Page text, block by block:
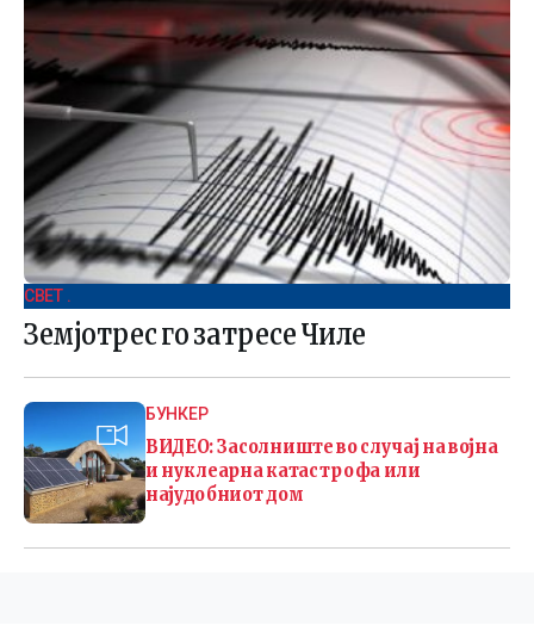
СВЕТ .
Земјотрес го затресе Чиле
БУНКЕР
ВИДЕО: Засолниште во случај на војна
и нуклеарна катастрофа или
најудобниот дом